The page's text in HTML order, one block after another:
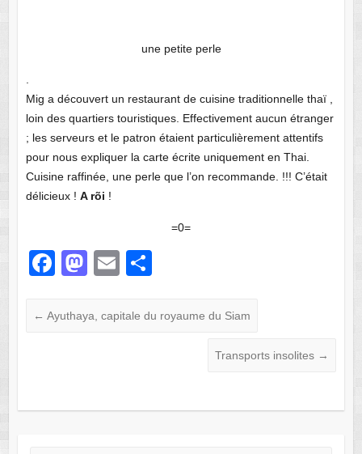
une petite perle
Mig a découvert un restaurant de cuisine traditionnelle thaï ,
loin des quartiers touristiques. Effectivement aucun étranger
; les serveurs et le patron étaient particulièrement attentifs
pour nous expliquer la carte écrite uniquement en Thai.
Cuisine raffinée, une perle que l’on recommande. !!! C’était
délicieux ! A rõi !
=0=
F
c
o
M
st
n
E
ail ta
← Ayuthaya, capitale du royaume du Siam
Transports insolites →